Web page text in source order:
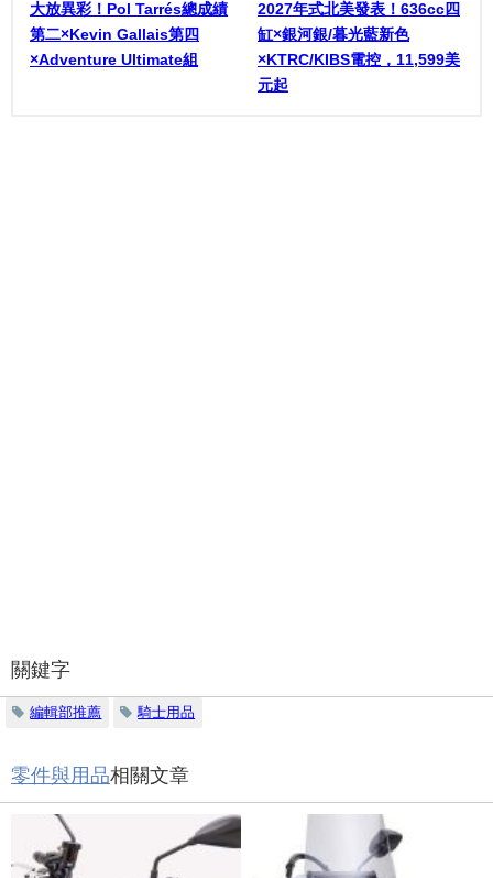
大放異彩！Pol Tarrés總成績
第二×Kevin Gallais第四
×Adventure Ultimate組
2027年式北美發表！636cc四
缸×銀河銀/暮光藍新色
×KTRC/KIBS電控，11,599美
元起
關鍵字
編輯部推薦 騎士用品
零件與用品相關文章